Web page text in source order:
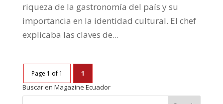
riqueza de la gastronomía del país y su
importancia en la identidad cultural. El chef
explicaba las claves de...
Page 1 of 1 1
Buscar en Magazine Ecuador